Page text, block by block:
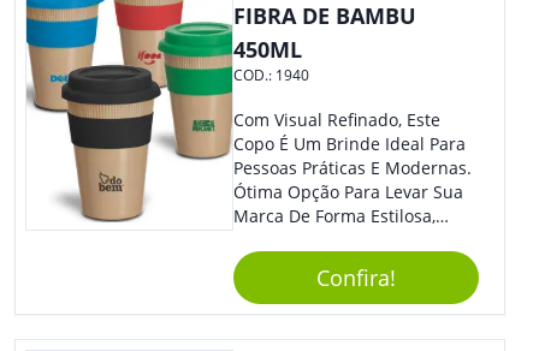
FIBRA DE BAMBU
450ML
COD.: 1940
Com Visual Refinado, Este
Copo É Um Brinde Ideal Para
Pessoas Práticas E Modernas.
Ótima Opção Para Levar Sua
Marca De Forma Estilosa,
Empresa Em Eventos,
Reuniões Corporativas Ou Até
Mesmo Para Presentear
Colaboradores.
Confira!